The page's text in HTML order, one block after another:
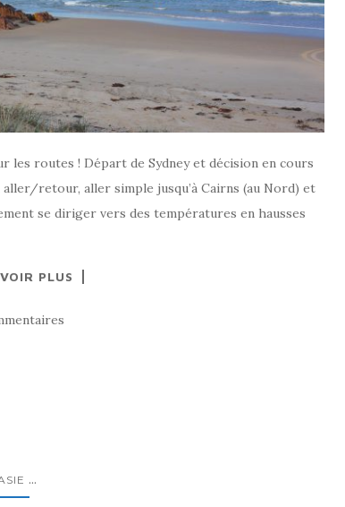
les routes ! Départ de Sydney et décision en cours
retour, aller simple jusqu’à Cairns (au Nord) et
se diriger vers des températures en hausses
PLUS
...